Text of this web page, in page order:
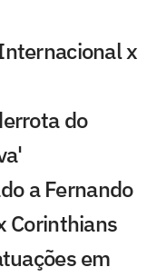
x
do
a Fernando
Corinthians
em